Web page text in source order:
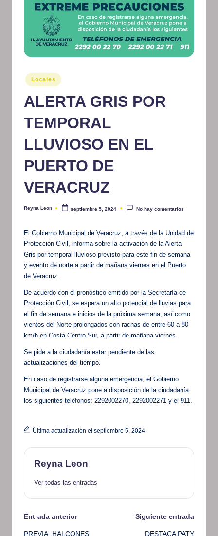
m
at
iv
o
Publicado
en
Locales
ALERTA GRIS POR
TEMPORAL
LLUVIOSO EN EL
PUERTO DE
VERACRUZ
Publicado
Reyna Leon septiembre 5, 2024 No hay comentarios
El Gobierno Municipal de Veracruz, a través de la Unidad de
Protección Civil, informa sobre la activación de la Alerta
Gris por temporal lluvioso previsto para este fin de semana
y evento de norte a partir de mañana viernes en el Puerto
de Veracruz.
De acuerdo con el pronóstico emitido por la Secretaría de
Protección Civil, se espera un alto potencial de lluvias para
el fin de semana e inicios de la próxima semana, así como
vientos del Norte prolongados con rachas de entre 60 a 80
km/h en Costa Centro-Sur, a partir de mañana viernes.
Se pide a la ciudadanía estar pendiente de las
actualizaciones del tiempo.
En caso de registrarse alguna emergencia, el Gobierno
Municipal de Veracruz pone a disposición de la ciudadanía
los siguientes teléfonos: 2292002270, 2292002271 y el 911.
Última actualización el septiembre 5, 2024
Reyna Leon
Ver todas las entradas
Navegación
Entrada anterior
PREVIA: HALCONES
Siguiente entrada
DESTACA PATY